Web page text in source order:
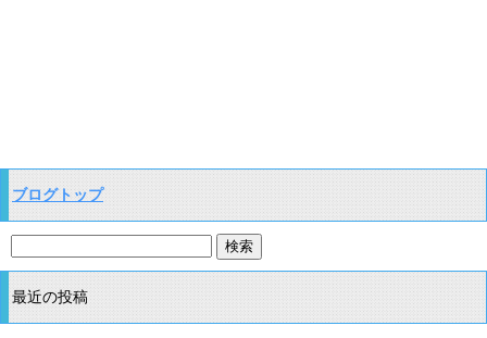
ブログトップ
最近の投稿